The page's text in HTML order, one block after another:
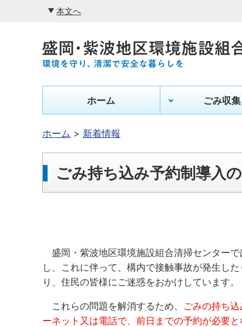
本文へ
ホーム ごみ収集
ホーム 新着情報
ごみ持ち込み予約制導入
盛岡・紫波地区環境施設組合清掃センター
し、これに伴って、構内で接触事故が発生し
り、住民の皆様にご迷惑をおかけしています。
これらの問題を解消するため、 ごみの持ち
ーネット又は電話で、前日までの予約が必要と